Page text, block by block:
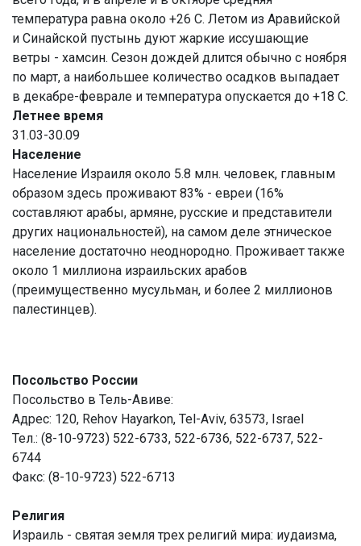
температура равна около +26 С. Летом из Аравийской
и Синайской пустынь дуют жаркие иссушающие
ветры - хамсин. Сезон дождей длится обычно с ноября
по март, а наибольшее количество осадков выпадает
в декабре-феврале и температура опускается до +18 C.
Летнее время
31.03-30.09
Население
Население Израиля около 5.8 млн. человек, главным
образом здесь проживают 83% - евреи (16%
составляют арабы, армяне, русские и представители
других национальностей), на самом деле этническое
население достаточно неоднородно. Проживает также
около 1 миллиона израильских арабов
(преимущественно мусульман, и более 2 миллионов
палестинцев).
Посольство России
Посольство в Тель-Авиве:
Адрес: 120, Rehov Hayarkon, Tel-Aviv, 63573, Israel
Тел.: (8-10-9723) 522-6733, 522-6736, 522-6737, 522-
6744
Факс: (8-10-9723) 522-6713
Религия
Израиль - святая земля трех религий мира: иудаизма,